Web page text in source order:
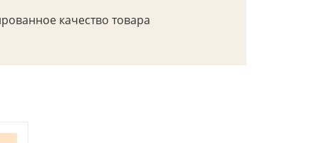
качество товара